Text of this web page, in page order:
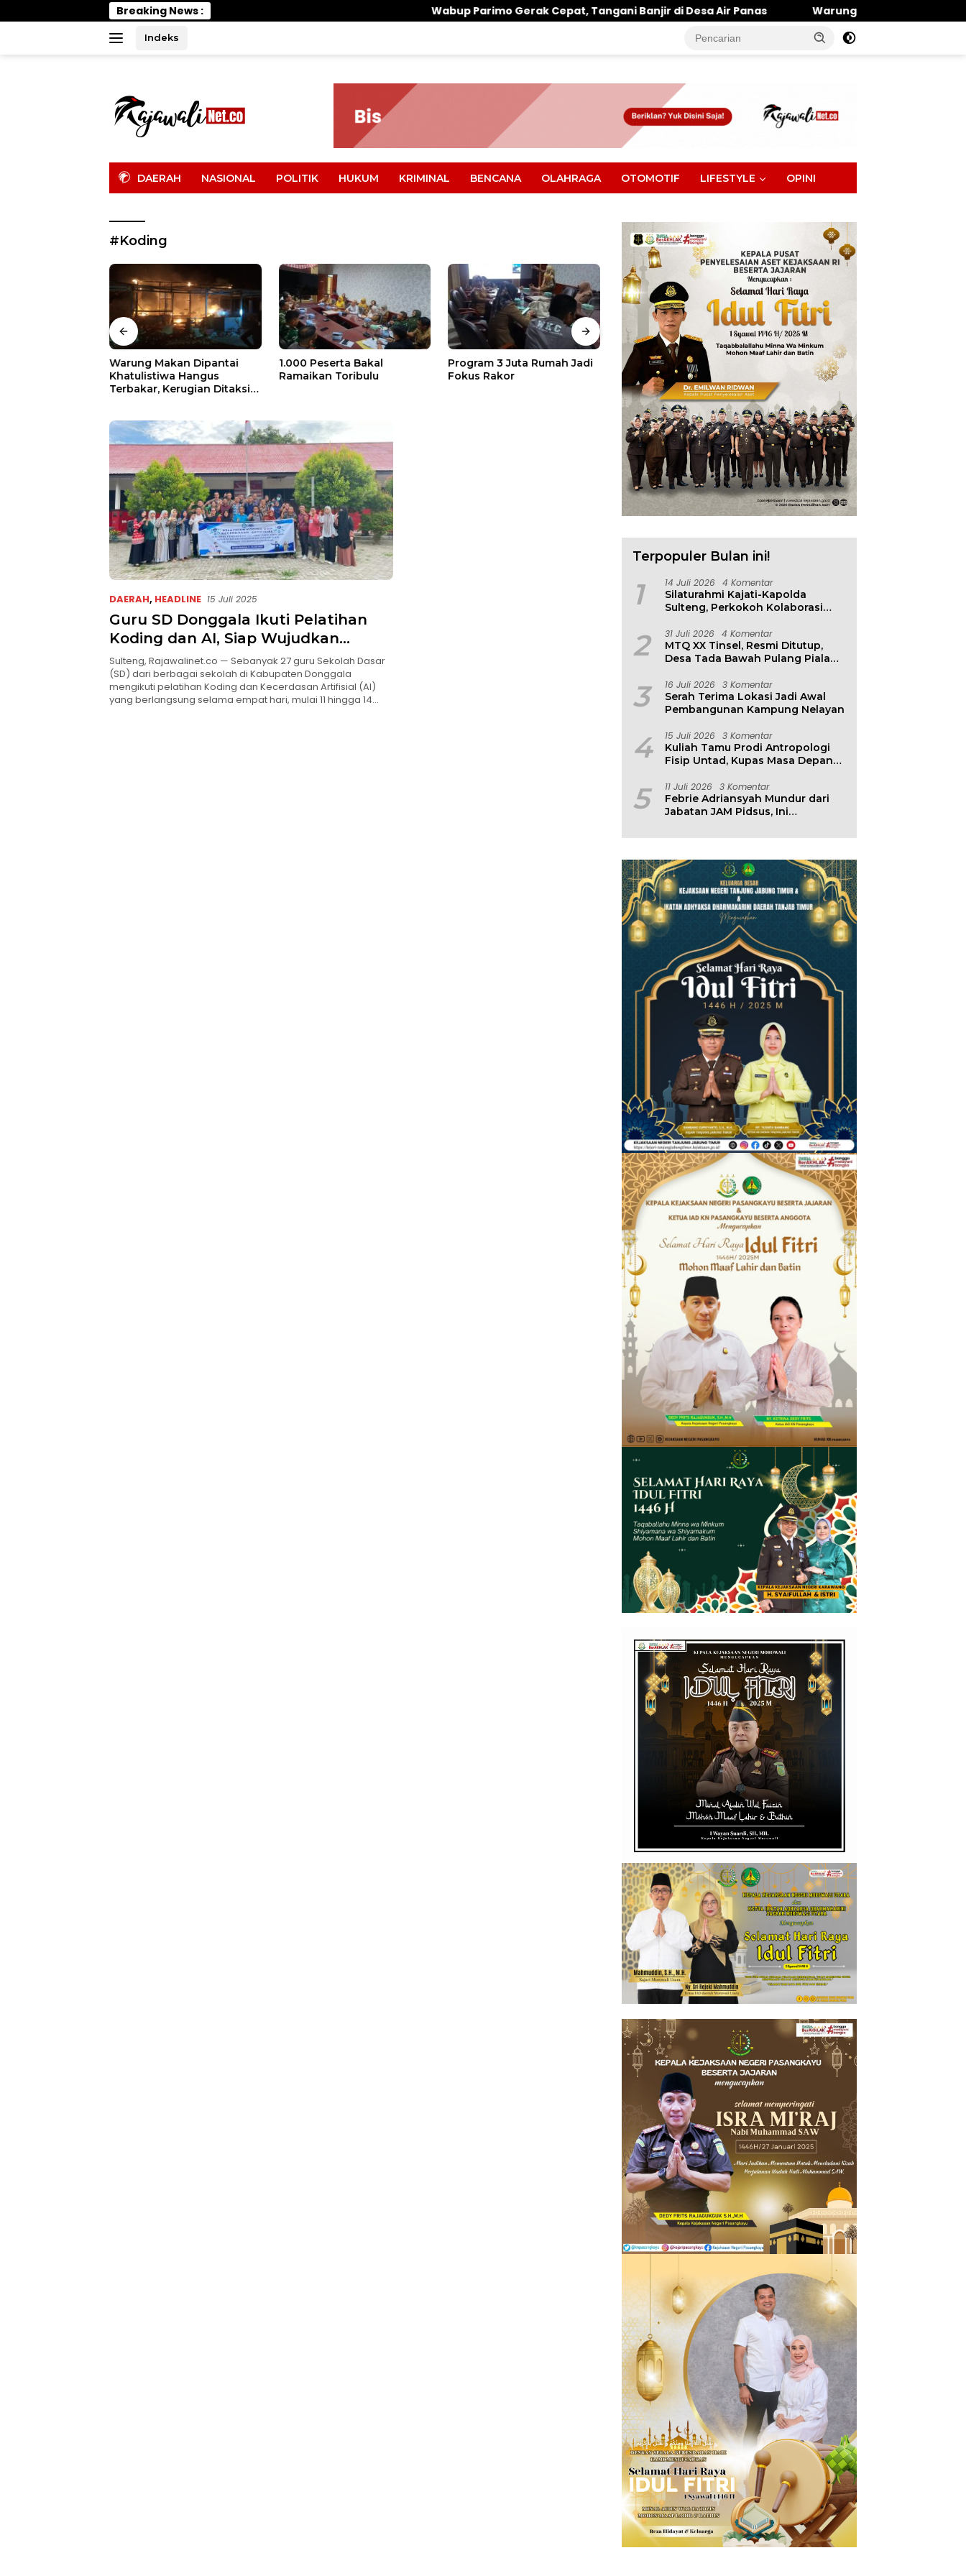
ke
Breaking News : Wabup Parimo Gerak Cepat, Tangani Banjir di Desa Air Panas Warung Makan Dipantai Khatulistiwa Hangus
Indeks
DAERAH NASIONAL POLITIK HUKUM KRIMINAL BENCANA OLAHRAGA OTOMOTIF LIFESTYLE OPINI
#Koding
Warung Makan Dipantai
Khatulistiwa Hangus
Terbakar, Kerugian Ditaksir
1.000 Peserta Bakal
Ramaikan Toribulu
Program 3 Juta Rumah Jadi
Fokus Rakor
Asep N. Mulyana Terima
Audiensi Wamen ESDM, Ada
Pesan Penting
Badan Diklat Kejaksaan
Cetak Agen Perubahan
Berbasis Risiko
DAERAH, HEADLINE 15 Juli 2025
Guru SD Donggala Ikuti Pelatihan
Koding dan AI, Siap Wujudkan
Transformasi Pembelajaran Digital
Sulteng, Rajawalinet.co — Sebanyak 27 guru Sekolah Dasar
(SD) dari berbagai sekolah di Kabupaten Donggala
mengikuti pelatihan Koding dan Kecerdasan Artifisial (AI)
yang berlangsung selama empat hari, mulai 11 hingga 14…
Terpopuler Bulan ini!
1 14 Juli 2026 4 Komentar
Silaturahmi Kajati-Kapolda
Sulteng, Perkokoh Kolaborasi
2 31 Juli 2026 4 Komentar
MTQ XX Tinsel, Resmi Ditutup,
Desa Tada Bawah Pulang Piala
3 16 Juli 2026 3 Komentar
Serah Terima Lokasi Jadi Awal
Pembangunan Kampung Nelayan
4 15 Juli 2026 3 Komentar
Kuliah Tamu Prodi Antropologi
Fisip Untad, Kupas Masa Depan
Lingkungan
5 11 Juli 2026 3 Komentar
Febrie Adriansyah Mundur dari
Jabatan JAM Pidsus, Ini